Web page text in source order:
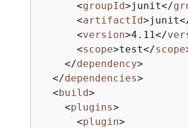
<groupId>junit</
<artifactId>junit
<version>4.11</
<scope>test</scope
</dependency>
</dependencies>
<build>
<plugins>
<plugin>